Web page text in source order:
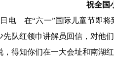
祝全国
电 在“六一”国际儿童节即
队红领巾讲解员回信，对他
，得知你们在一大会址和南湖